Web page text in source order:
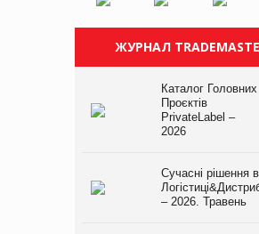
ЖУРНАЛ
Каталог Головних
Проєктів
PrivateLabel –
2026
Сучасні рішення в
– 2026. Травень